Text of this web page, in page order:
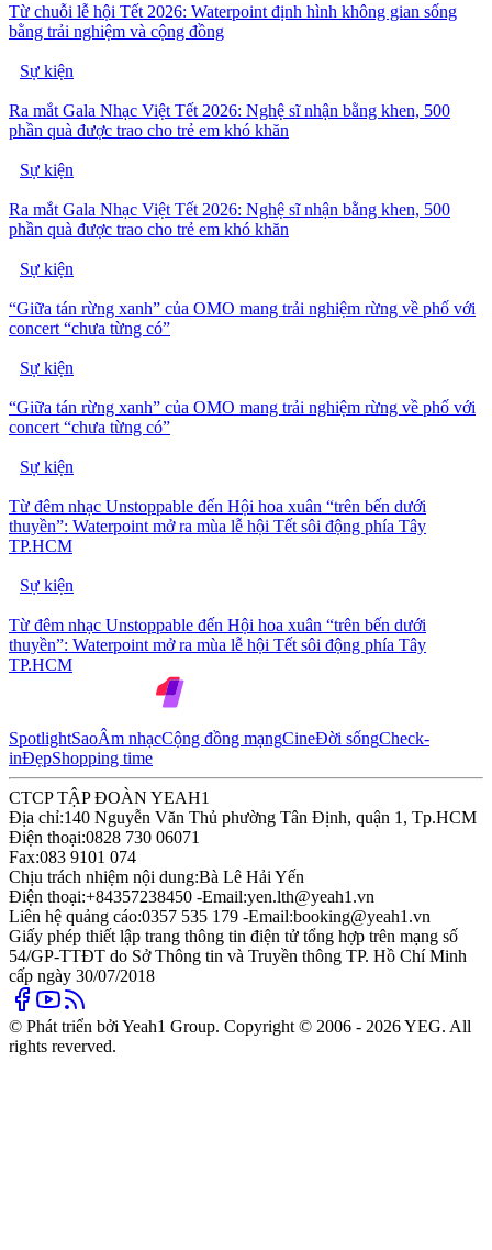
Từ chuỗi lễ hội Tết 2026: Waterpoint định hình không gian sống
bằng trải nghiệm và cộng đồng
Sự kiện
Ra mắt Gala Nhạc Việt Tết 2026: Nghệ sĩ nhận bằng khen, 500
phần quà được trao cho trẻ em khó khăn
Sự kiện
Ra mắt Gala Nhạc Việt Tết 2026: Nghệ sĩ nhận bằng khen, 500
phần quà được trao cho trẻ em khó khăn
Sự kiện
“Giữa tán rừng xanh” của OMO mang trải nghiệm rừng về phố với
concert “chưa từng có”
Sự kiện
“Giữa tán rừng xanh” của OMO mang trải nghiệm rừng về phố với
concert “chưa từng có”
Sự kiện
Từ đêm nhạc Unstoppable đến Hội hoa xuân “trên bến dưới
thuyền”: Waterpoint mở ra mùa lễ hội Tết sôi động phía Tây
TP.HCM
Sự kiện
Từ đêm nhạc Unstoppable đến Hội hoa xuân “trên bến dưới
thuyền”: Waterpoint mở ra mùa lễ hội Tết sôi động phía Tây
TP.HCM
SpotlightSaoÂm nhạcCộng đồng mạngCineĐời sốngCheck-
inĐẹpShopping time
CTCP TẬP ĐOÀN YEAH1
Địa chỉ:140 Nguyễn Văn Thủ phường Tân Định, quận 1, Tp.HCM
Điện thoại:0828 730 06071
Fax:083 9101 074
Chịu trách nhiệm nội dung:Bà Lê Hải Yến
Điện thoại:+84357238450 -Email:yen.lth@yeah1.vn
Liên hệ quảng cáo:0357 535 179 -Email:booking@yeah1.vn
Giấy phép thiết lập trang thông tin điện tử tổng hợp trên mạng số
54/GP-TTĐT do Sở Thông tin và Truyền thông TP. Hồ Chí Minh
cấp ngày 30/07/2018
© Phát triển bởi Yeah1 Group. Copyright © 2006 - 2026 YEG. All
rights reverved.